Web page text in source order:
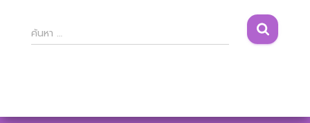
ค้
น
ห
ค้นหา …